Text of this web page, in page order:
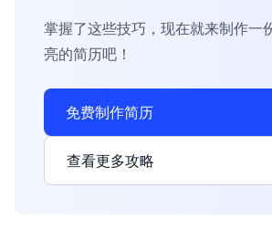
掌握了这些技巧，现在就来制作一
亮的简历吧！
免费制作简历
查看更多攻略